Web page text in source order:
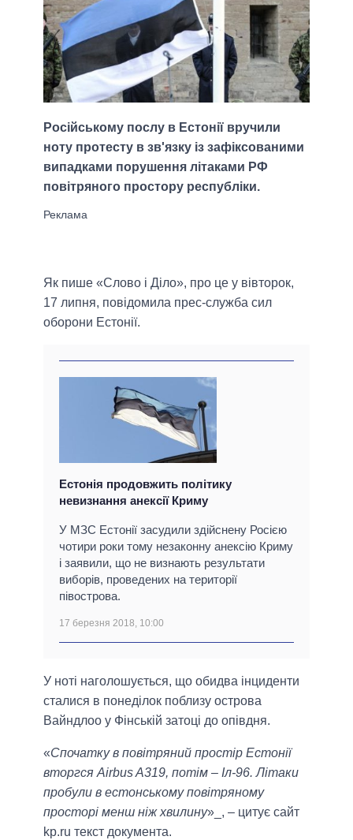
Російському послу в Естонії вручили
ноту протесту в зв'язку із зафіксованими
випадками порушення літаками РФ
повітряного простору республіки.
Як пише «Слово і Діло», про це у вівторок,
17 липня, повідомила прес-служба сил
оборони Естонії.
Естонія продовжить політику
невизнання анексії Криму
У МЗС Естонії засудили здійснену Росією
чотири роки тому незаконну анексію Криму
і заявили, що не визнають результати
виборів, проведених на території
півострова.
17 березня 2018, 10:00
У ноті наголошується, що обидва інциденти
сталися в понеділок поблизу острова
Вайндлоо у Фінській затоці до опівдня.
«Спочатку в повітряний простір Естонії
вторгся Airbus A319, потім – Іл-96. Літаки
пробули в естонському повітряному
просторі менш ніж хвилину»_, – цитує сайт
kp.ru текст документа.